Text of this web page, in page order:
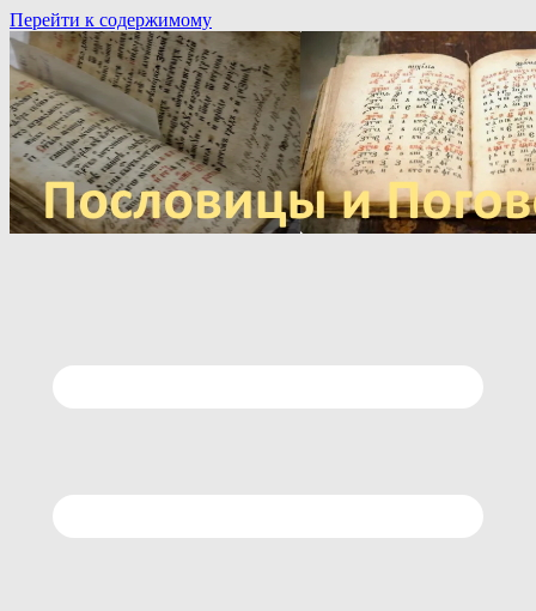
Перейти к содержимому